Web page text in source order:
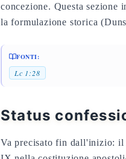
concezione. Questa sezione
la formulazione storica
FONTI:
Lc 1:28
Status
Va precisato fin dall'inizio: il